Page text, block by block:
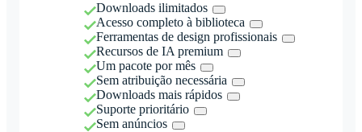
Downloads ilimitados
Acesso completo à biblioteca
Ferramentas de design profissionais
Recursos de IA premium
Um pacote por mês
Sem atribuição necessária
Downloads mais rápidos
Suporte prioritário
Sem anúncios